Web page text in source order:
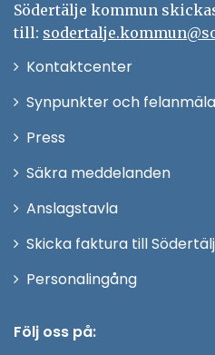
Södertälje kommun
till:
KontaktcenterÖppna
Synpunkter och
Press
fönster
Säkra meddelanden
Anslagstavla
Skicka faktura till
PersonalingångÖppna
Följ oss på: